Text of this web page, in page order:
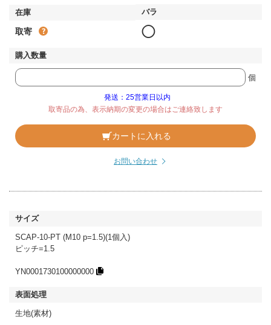
取寄 ◯
個
発送：25営業日以内
取寄品の為、表示納期の変更の場合はご連絡致します
カートに入れる
お問い合わせ
SCAP-10-PT (M10 p=1.5)(1個入)
ピッチ=1.5
YN0001730100000000
生地(素材)